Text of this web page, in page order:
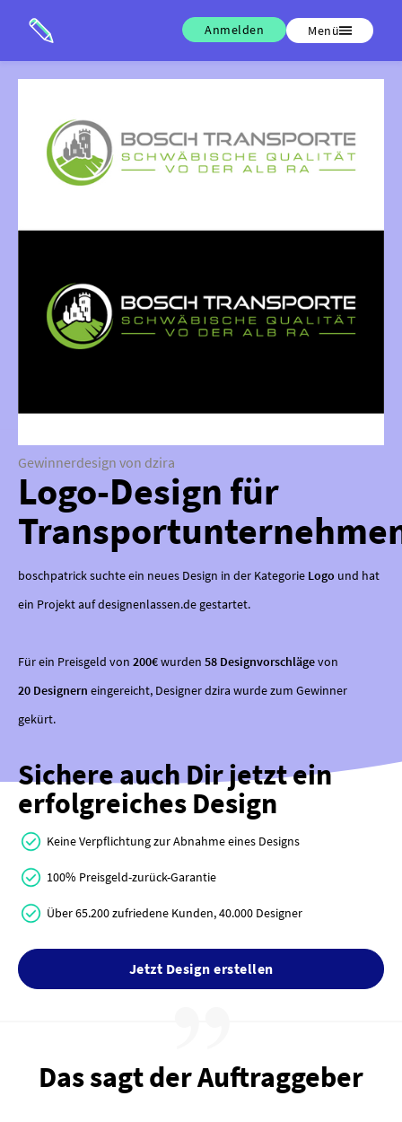
Anmelden Menü
Gewinnerdesign von dzira
Logo-Design für
boschpatrick suchte ein neues Design in der Kategorie Logo und hat
ein Projekt auf designenlassen.de gestartet.
Für ein Preisgeld von 200€wurden 58 Designvorschlägevon
20 Designern eingereicht, Designer dzira wurde zum Gewinner
gekürt.
Sichere auch Dir jetzt ein
erfolgreiches Design
Keine Verpflichtung zur Abnahme eines Designs
100% Preisgeld-zurück-Garantie
Über 65.200 zufriedene Kunden, 40.000 Designer
Jetzt Design erstellen
Das sagt der Auftraggeber